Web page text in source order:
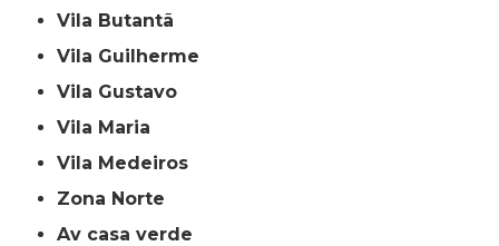
Vila Butantã
Vila Guilherme
Vila Gustavo
Vila Maria
Vila Medeiros
Zona Norte
av casa verde